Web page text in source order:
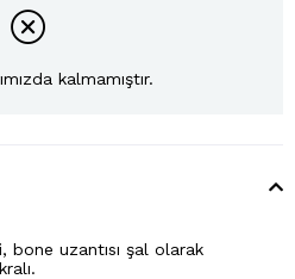
kalmamıştır.
bone uzantısı şal olarak